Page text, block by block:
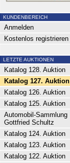
KUNDENBEREICH
Anmelden
Kostenlos registrieren
LETZTE AUKTIONEN
Katalog 128. Auktion
Katalog 127. Auktion
Katalog 126. Auktion
Katalog 125. Auktion
Automobil-Sammlung
Gottfried Schultz
Katalog 124. Auktion
Katalog 123. Auktion
Katalog 122. Auktion